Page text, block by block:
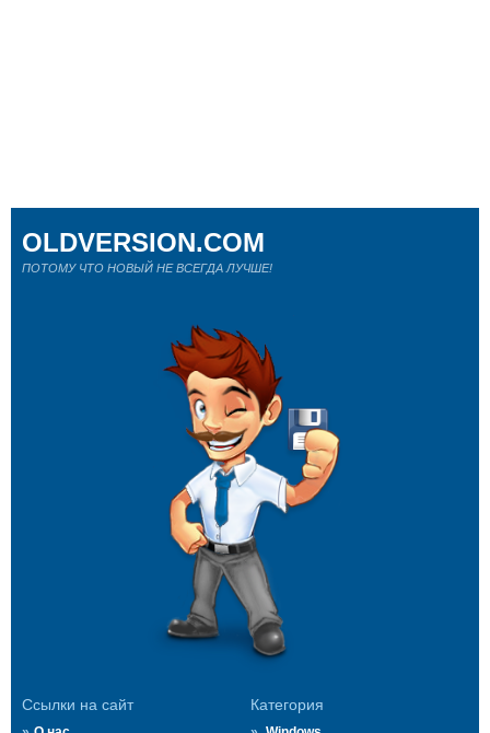
Ссылки на сайт Категория
OLDVERSION.COM
ПОТОМУ ЧТО НОВЫЙ НЕ ВСЕГДА ЛУЧШЕ!